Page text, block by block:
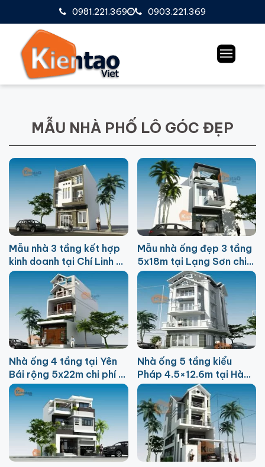
0903.221.369
0981.221.369
MẪU NHÀ PHỐ LÔ GÓC ĐẸP
Mẫu nhà 3 tầng kết hợp
kinh doanh tại Chí Linh –
Hải Dương
Mẫu nhà ống đẹp 3 tầng
5x18m tại Lạng Sơn chi
phí 950 triệu
Nhà ống 4 tầng tại Yên
Bái rộng 5x22m chi phí 2
tỷ
Nhà ống 5 tầng kiểu
Pháp 4.5×12.6m tại Hà
Nội chi phí 1.7 tỷ